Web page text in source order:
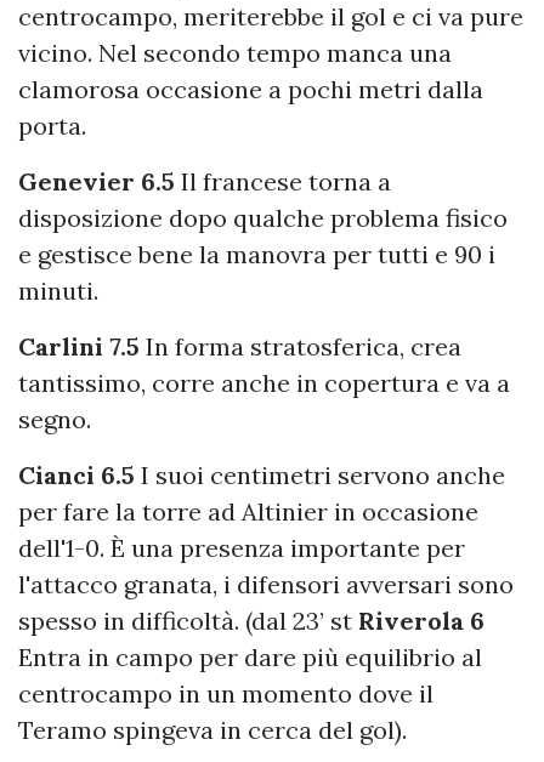
centrocampo, meriterebbe il gol e ci va pure
vicino. Nel secondo tempo manca una
clamorosa occasione a pochi metri dalla
porta.
Genevier 6.5 Il francese torna a
disposizione dopo qualche problema fisico
e gestisce bene la manovra per tutti e 90 i
minuti.
Carlini 7.5 In forma stratosferica, crea
tantissimo, corre anche in copertura e va a
segno.
Cianci 6.5 I suoi centimetri servono anche
per fare la torre ad Altinier in occasione
dell'1-0. È una presenza importante per
l'attacco granata, i difensori avversari sono
spesso in difficoltà. (dal 23’ st Riverola 6
Entra in campo per dare più equilibrio al
centrocampo in un momento dove il
Teramo spingeva in cerca del gol).